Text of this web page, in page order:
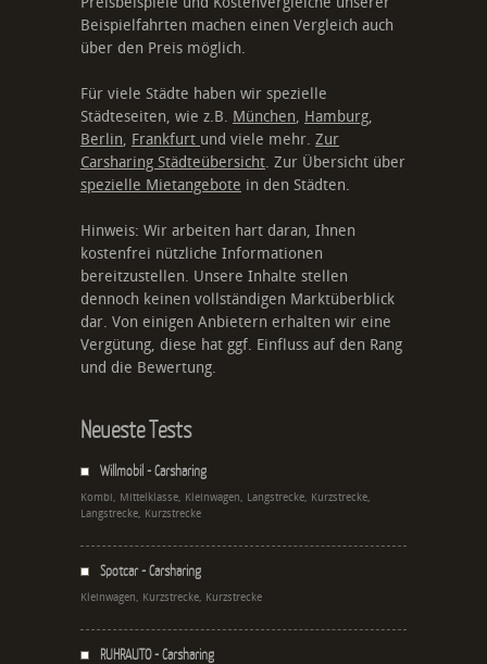
Beispielfahrten machen einen Vergleich auch
über den Preis möglich.
Für viele Städte haben wir spezielle
Städteseiten, wie z.B. München, Hamburg,
Berlin, Frankfurt und viele mehr. Zur
Carsharing Städteübersicht. Zur Übersicht über
spezielle Mietangebote in den Städten.
Hinweis: Wir arbeiten hart daran, Ihnen
kostenfrei nützliche Informationen
bereitzustellen. Unsere Inhalte stellen
dennoch keinen vollständigen Marktüberblick
dar. Von einigen Anbietern erhalten wir eine
Vergütung, diese hat ggf. Einfluss auf den Rang
und die Bewertung.
Neueste Tests
Willmobil - Carsharing
Kombi, Mittelklasse, Kleinwagen, Langstrecke, Kurzstrecke,
Langstrecke, Kurzstrecke
Spotcar - Carsharing
Kleinwagen, Kurzstrecke, Kurzstrecke
RUHRAUTO - Carsharing